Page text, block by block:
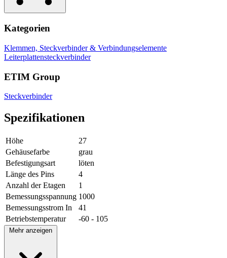
Kategorien
Klemmen, Steckverbinder & Verbindungselemente
Leiterplattensteckverbinder
ETIM Group
Steckverbinder
Spezifikationen
Höhe
27
Gehäusefarbe
grau
Befestigungsart
löten
Länge des Pins
4
Anzahl der Etagen
1
Bemessungsspannung 1000
Bemessungsstrom In
41
Betriebstemperatur
-60 - 105
Mehr anzeigen